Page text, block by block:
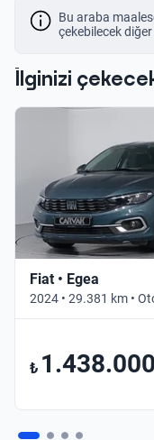
Bu araba
çekebilecek
İlginizi
Fiat • Egea
2024 • 29.381 km •
₺ 1.438.000